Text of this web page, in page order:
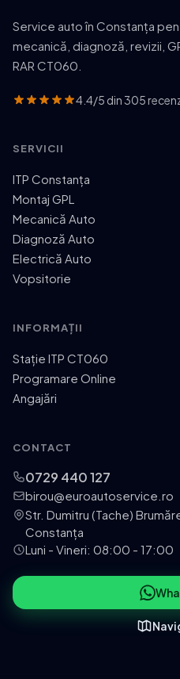
Service auto în Constanța
mecanică, diagnoză, revizii,
RAR CT060.
4.4/5 din 305
SERVICII
ITP Constanța
Montaj GPL
Mecanică Auto
Diagnoză Auto
Electrică Auto
Vopsitorie
INFORMAȚII
Stație ITP CT060
Programare Online
Angajări
CONTACT
0729 440 127
birou@euroautoservice.ro
Str. Dumitru (Tache)
Constanța
Luni - Vineri: 08:00 - 17:00